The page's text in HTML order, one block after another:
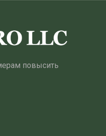
повысить